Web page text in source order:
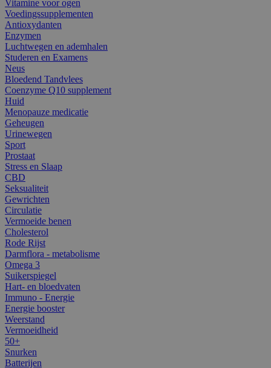
Vitamine voor ogen
Voedingssupplementen
Antioxydanten
Enzymen
Luchtwegen en ademhalen
Studeren en Examens
Neus
Bloedend Tandvlees
Coenzyme Q10 supplement
Huid
Menopauze medicatie
Geheugen
Urinewegen
Sport
Prostaat
Stress en Slaap
CBD
Seksualiteit
Gewrichten
Circulatie
Vermoeide benen
Cholesterol
Rode Rijst
Darmflora - metabolisme
Omega 3
Suikerspiegel
Hart- en bloedvaten
Immuno - Energie
Energie booster
Weerstand
Vermoeidheid
50+
Snurken
Batterijen